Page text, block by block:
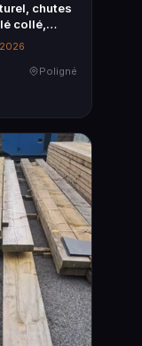
chutes
collé,
Poligné